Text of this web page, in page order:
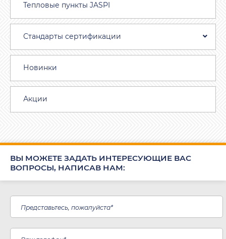
Тепловые пункты JASPI
Стандарты сертификации
Новинки
Акции
ВЫ МОЖЕТЕ ЗАДАТЬ ИНТЕРЕСУЮЩИЕ ВАС
ВОПРОСЫ, НАПИСАВ НАМ: